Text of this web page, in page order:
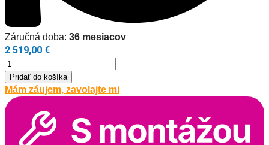
Záručná doba: 36 mesiacov
2 519,00 €
množstvo
Daikin
Perfera
3,5
FTXM35A+RXM35A9
Pridať do košíka
Mám záujem, zavolajte mi